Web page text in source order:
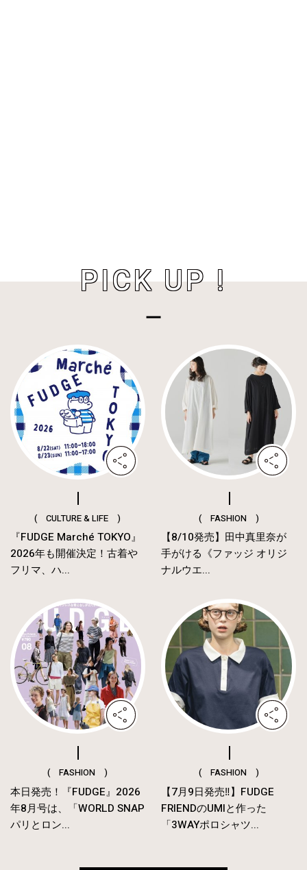
PICK UP !
( CULTURE & LIFE )
『FUDGE Marché TOKYO』
2026年も開催決定！古着や
フリマ、ハ...
( FASHION )
【8/10発売】田中真里奈が
手がける《ファッジ オリジ
ナルウエ...
( FASHION )
本日発売！『FUDGE』2026
年8月号は、「WORLD SNAP
パリとロン...
( FASHION )
【7月9日発売‼︎】FUDGE
FRIENDのUMIと作った
「3WAYポロシャツ...